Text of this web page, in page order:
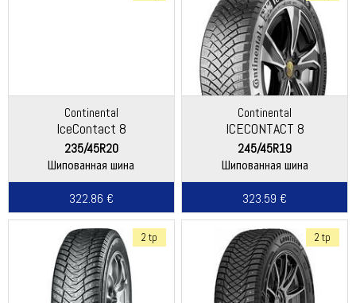
Continental
IceContact 8
235/45R20
Шипованная шина
322.86 €
Continental
ICECONTACT 8
245/45R19
Шипованная шина
323.59 €
2 tp 2 tp